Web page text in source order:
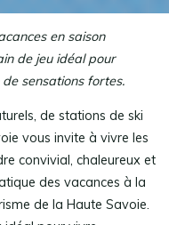
en saison
de jeu idéal pour
sensations fortes.
de stations de ski
vous invite à vivre les
convivial, chaleureux et
des vacances à la
de la Haute Savoie.